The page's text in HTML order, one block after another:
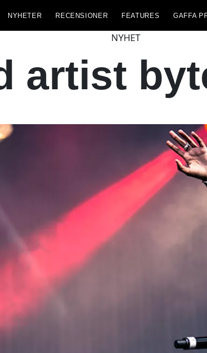
NYHETER RECENSIONER FEATURES GAFFA
NYHET
artist